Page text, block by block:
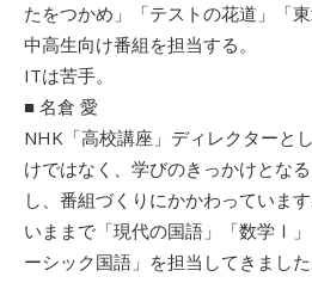
たをつかめ」「テストの花道」「
中高生向け番組を担当する。
ITは苦手。
■ 名倉 愛
NHK「高校講座」ディレクターと
けではなく、学びのきっかけとな
し、番組づくりにかかわっています
いままで「現代の国語」「数学Ⅰ
ーシック国語」を担当してきました